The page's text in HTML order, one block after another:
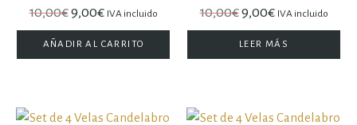
10,00€9,00€ IVA incluido
AÑADIR AL CARRITO
10,00€9,00€ IVA incluido
LEER MÁS